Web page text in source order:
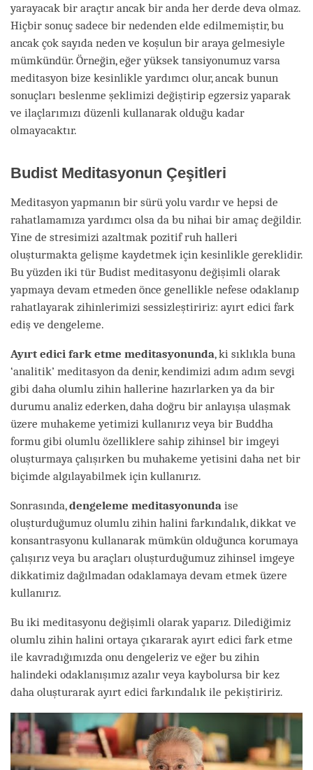
yarayacak bir araçtır ancak bir anda her derde deva olmaz.
Hiçbir sonuç sadece bir nedenden elde edilmemiştir, bu
ancak çok sayıda neden ve koşulun bir araya gelmesiyle
mümkündür. Örneğin, eğer yüksek tansiyonumuz varsa
meditasyon bize kesinlikle yardımcı olur, ancak bunun
sonuçları beslenme şeklimizi değiştirip egzersiz yaparak
ve ilaçlarımızı düzenli kullanarak olduğu kadar
olmayacaktır.
Budist Meditasyonun Çeşitleri
Meditasyon yapmanın bir sürü yolu vardır ve hepsi de
rahatlamamıza yardımcı olsa da bu nihai bir amaç değildir.
Yine de stresimizi azaltmak pozitif ruh halleri
oluşturmakta gelişme kaydetmek için kesinlikle gereklidir.
Bu yüzden iki tür Budist meditasyonu değişimli olarak
yapmaya devam etmeden önce genellikle nefese odaklanıp
rahatlayarak zihinlerimizi sessizleştiririz: ayırt edici fark
ediş ve dengeleme.
Ayırt edici fark etme meditasyonunda, ki sıklıkla buna
‘analitik’ meditasyon da denir, kendimizi adım adım sevgi
gibi daha olumlu zihin hallerine hazırlarken ya da bir
durumu analiz ederken, daha doğru bir anlayışa ulaşmak
üzere muhakeme yetimizi kullanırız veya bir Buddha
formu gibi olumlu özelliklere sahip zihinsel bir imgeyi
oluşturmaya çalışırken bu muhakeme yetisini daha net bir
biçimde algılayabilmek için kullanırız.
Sonrasında,dengeleme meditasyonunda ise
oluşturduğumuz olumlu zihin halini farkındalık, dikkat ve
konsantrasyonu kullanarak mümkün olduğunca korumaya
çalışırız veya bu araçları oluşturduğumuz zihinsel imgeye
dikkatimiz dağılmadan odaklamaya devam etmek üzere
kullanırız.
Bu iki meditasyonu değişimli olarak yaparız. Dilediğimiz
olumlu zihin halini ortaya çıkararak ayırt edici fark etme
ile kavradığımızda onu dengeleriz ve eğer bu zihin
halindeki odaklanışımız azalır veya kaybolursa bir kez
daha oluşturarak ayırt edici farkındalık ile pekiştiririz.